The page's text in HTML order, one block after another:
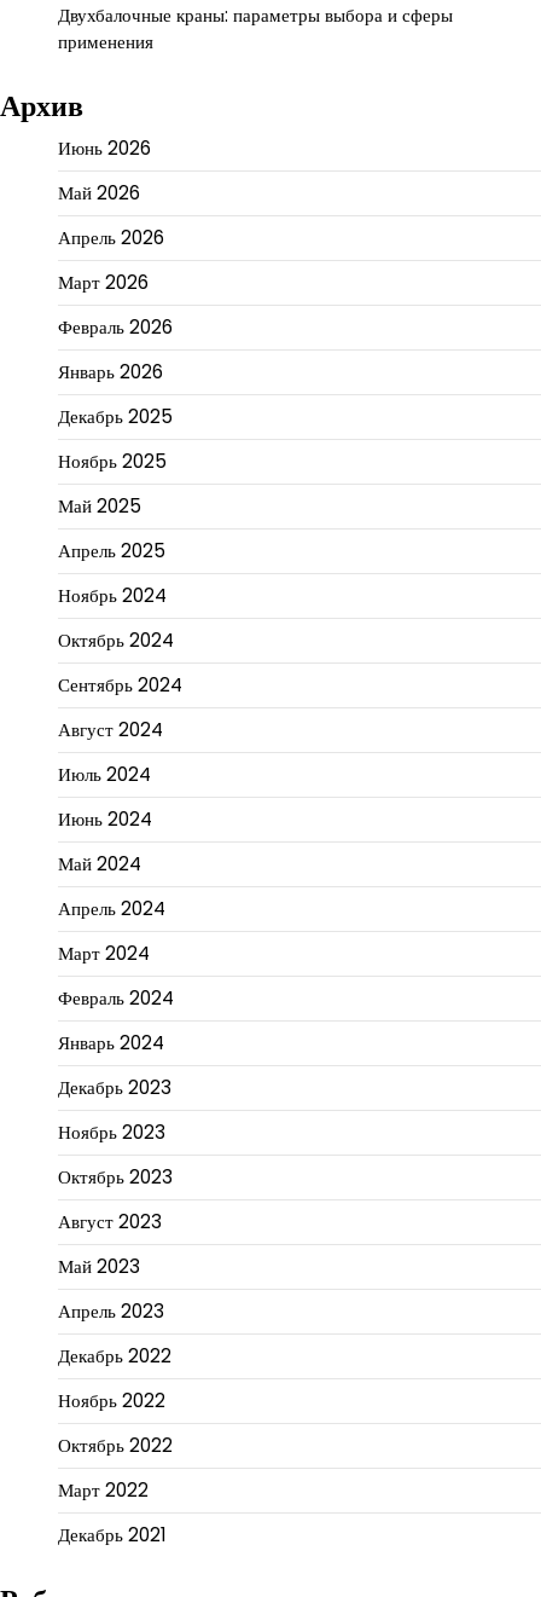
Двухбалочные краны: параметры выбора и сферы
применения
Архив
Июнь 2026
Май 2026
Апрель 2026
Март 2026
Февраль 2026
Январь 2026
Декабрь 2025
Ноябрь 2025
Май 2025
Апрель 2025
Ноябрь 2024
Октябрь 2024
Сентябрь 2024
Август 2024
Июль 2024
Июнь 2024
Май 2024
Апрель 2024
Март 2024
Февраль 2024
Январь 2024
Декабрь 2023
Ноябрь 2023
Октябрь 2023
Август 2023
Май 2023
Апрель 2023
Декабрь 2022
Ноябрь 2022
Октябрь 2022
Март 2022
Декабрь 2021